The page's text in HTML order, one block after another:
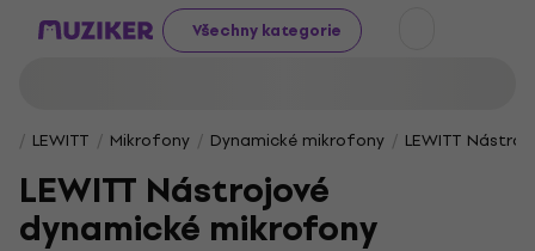
Všechny kategorie
LEWITT Mikrofony Dynamické mikrofony LEWITT
LEWITT Nástrojové
dynamické mikrofony